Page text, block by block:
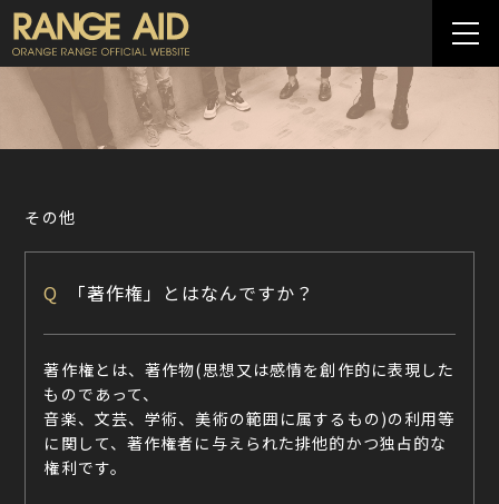
その他
Q 「著作権」とはなんですか？
著作権とは、著作物(思想又は感情を創作的に表現した
ものであって、
音楽、文芸、学術、美術の範囲に属するもの)の利用等
に関して、著作権者に与えられた排他的かつ独占的な
権利です。